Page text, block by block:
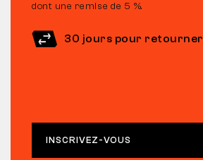
dont une remise de 5 %.
30 jours pour retourner
INSCRIVEZ-VOUS